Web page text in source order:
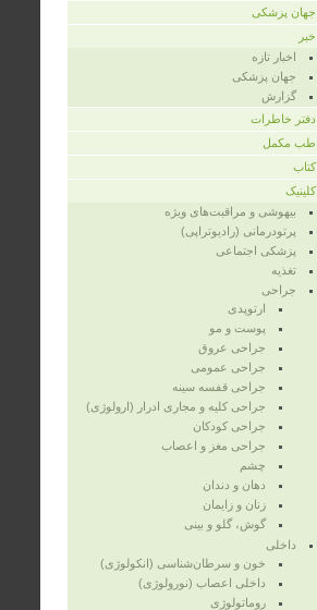
جهان پزشکی
خبر
اخبار تازه
جهان پزشکی
گزارش
دفتر خاطرات
طب مکمل
کتاب
کلینیک
بیهوشی و مراقبت‌های ویژه
پرتودرمانی (رادیوتراپی)
پزشکی اجتماعی
تغذیه
جراحی
ارتوپدی
پوست و مو
جراحی عروق
جراحی عمومی
جراحی قفسه‌ سینه
جراحی کلیه و مجاری ادرار (ارولوژی)
جراحی کودکان
جراحی مغز و اعصاب
چشم
دهان و دندان
زنان و زایمان
گوش، گلو و بینی
داخلی
خون و سرطان‌شناسی (انکولوژی)
داخلی اعصاب (نورولوژی)
روماتولوژی